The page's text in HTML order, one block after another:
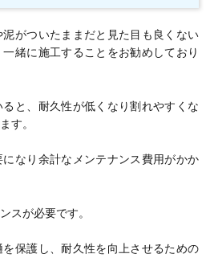
泥がついたままだと見た目も良くない
緒に施工することをお勧めしており
と、耐久性が低くなり割れやすくな
す。
なり余計なメンテナンス費用がかか
スが必要です。
保護し、耐久性を向上させるための